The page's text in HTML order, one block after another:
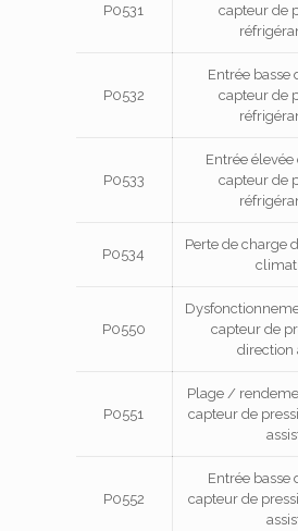
P0531
capteur de
P0532
Entrée basse
capteur de
P0533
Entrée
capteur de
P0534
Perte de charge
P0550
capteur de
direction
P0551
Plage /
capteur de
P0552
Entrée basse
capteur de